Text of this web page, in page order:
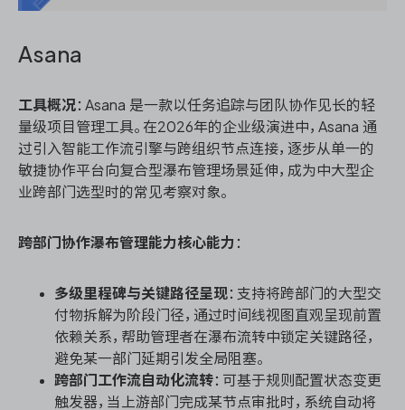
Asana
工具概况：Asana 是一款以任务追踪与团队协作见长的轻
量级项目管理工具。在2026年的企业级演进中，Asana 通
过引入智能工作流引擎与跨组织节点连接，逐步从单一的
敏捷协作平台向复合型瀑布管理场景延伸，成为中大型企
业跨部门选型时的常见考察对象。
跨部门协作瀑布管理能力核心能力 ：
多级里程碑与关键路径呈现：支持将跨部门的大型交
付物拆解为阶段门径，通过时间线视图直观呈现前置
依赖关系，帮助管理者在瀑布流转中锁定关键路径，
避免某一部门延期引发全局阻塞。
跨部门工作流自动化流转：可基于规则配置状态变更
触发器，当上游部门完成某节点审批时，系统自动将